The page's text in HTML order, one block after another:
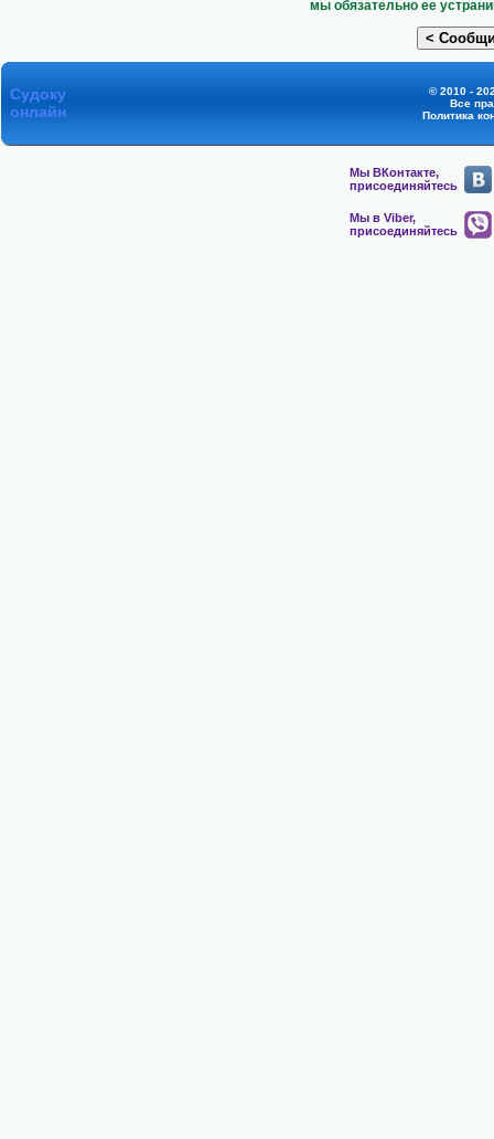
мы обязательно ее
Судоку
онлайн
© 2010 -
Все
Политика
Мы ВКонтакте,
присоединяйтесь
Мы в Viber,
присоединяйтесь